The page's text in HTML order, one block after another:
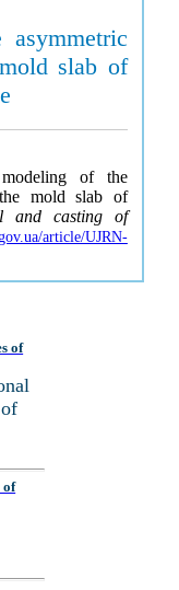
slab of
of the
mold slab of
and casting of
article/UJRN-
of
of